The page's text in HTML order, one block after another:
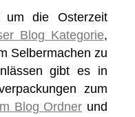
um die Osterzeit
Blog Kategorie,
Selbermachen zu
gibt es in
zum
Blog Ordner und